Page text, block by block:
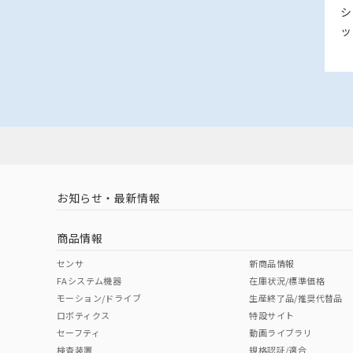
お知らせ・最新情報
商品情報
センサ
FAシステム機器
モーション/ドライブ
ロボティクス
セーフティ
検査装置
新商品情報
在庫状況/標準価格
生産終了品/推奨代替品
特設サイト
動画ライブラリ
規格認証/適合